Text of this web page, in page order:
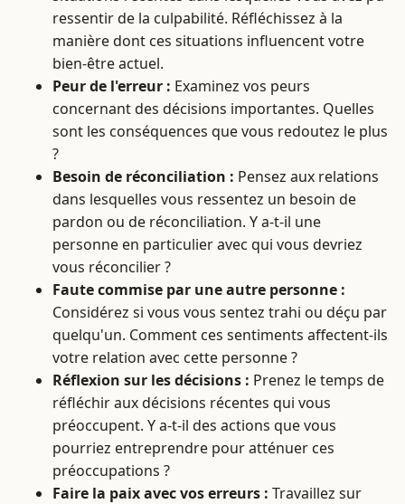
ressentir de la culpabilité. Réfléchissez à la
manière dont ces situations influencent votre
bien-être actuel.
Peur de l'erreur : Examinez vos peurs
concernant des décisions importantes. Quelles
sont les conséquences que vous redoutez le plus
?
Besoin de réconciliation : Pensez aux relations
dans lesquelles vous ressentez un besoin de
pardon ou de réconciliation. Y a-t-il une
personne en particulier avec qui vous devriez
vous réconcilier ?
Faute commise par une autre personne :
Considérez si vous vous sentez trahi ou déçu par
quelqu'un. Comment ces sentiments affectent-ils
votre relation avec cette personne ?
Réflexion sur les décisions : Prenez le temps de
réfléchir aux décisions récentes qui vous
préoccupent. Y a-t-il des actions que vous
pourriez entreprendre pour atténuer ces
préoccupations ?
Faire la paix avec vos erreurs : Travaillez sur